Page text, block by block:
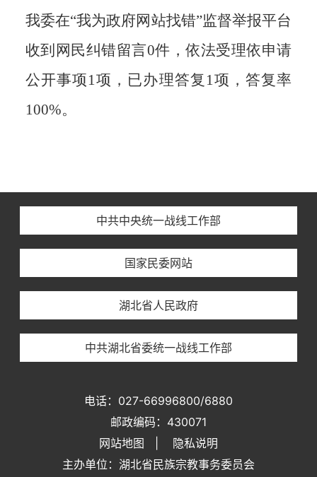
我委在“我为政府网站找错”监督举报平台
收到网民纠错留言0件，依法受理依申请
公开事项1项，已办理答复1项，答复率
100%。
中共中央统一战线工作部
国家民委网站
湖北省人民政府
中共湖北省委统一战线工作部
电话：027-66996800/6880
邮政编码：430071
网站地图
隐私说明
主办单位：湖北省民族宗教事务委员会